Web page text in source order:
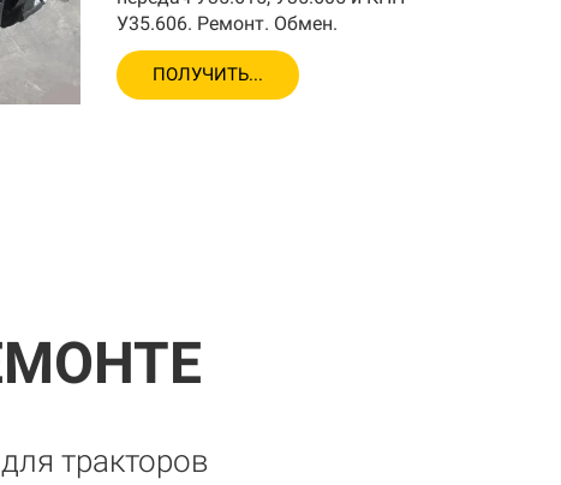
У35.606. Ремонт. Обмен.
ПОЛУЧИТЬ...
тракторов